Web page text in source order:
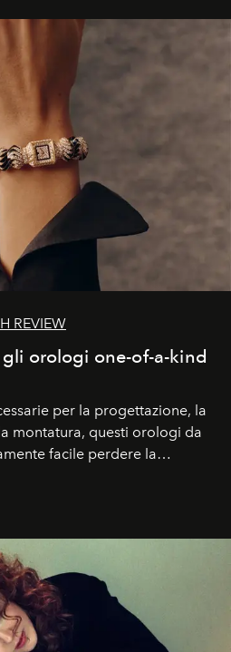
REVIEW
orologi one-of-a-kind
per la progettazione, la
montatura, questi orologi da
facile perdere la